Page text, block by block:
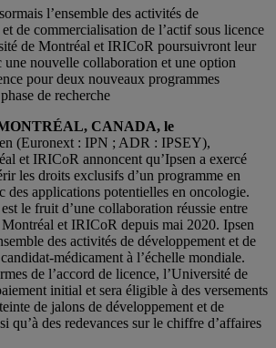
l’ensemble des activités de
de commercialisation de l’actif sous licence
de Montréal et IRICoR poursuivront leur
une nouvelle collaboration et une option
pour deux nouveaux programmes
de recherche
CANADA, le
(Euronext : IPN ; ADR : IPSEY),
et IRICoR annoncent qu’Ipsen a exercé
les droits exclusifs d’un programme en
des applications potentielles en oncologie.
le fruit d’une collaboration réussie entre
et IRICoR depuis mai 2020. Ipsen
des activités de développement et de
médicament à l’échelle mondiale.
de l’accord de licence, l’Université de
initial et sera éligible à des versements
de jalons de développement et de
qu’à des redevances sur le chiffre d’affaires